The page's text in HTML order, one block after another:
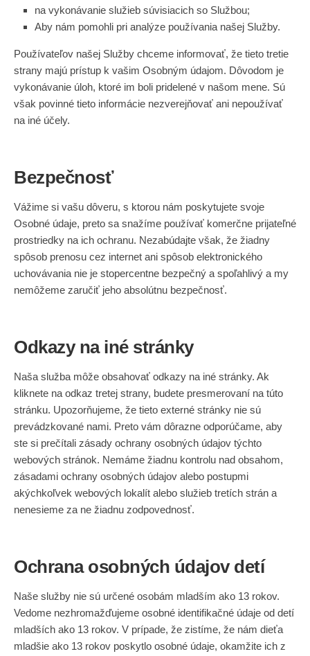
na vykonávanie služieb súvisiacich so Službou;
Aby nám pomohli pri analýze používania našej Služby.
Používateľov našej Služby chceme informovať, že tieto tretie
strany majú prístup k vašim Osobným údajom. Dôvodom je
vykonávanie úloh, ktoré im boli pridelené v našom mene. Sú
však povinné tieto informácie nezverejňovať ani nepoužívať
na iné účely.
Bezpečnosť
Vážime si vašu dôveru, s ktorou nám poskytujete svoje
Osobné údaje, preto sa snažíme používať komerčne prijateľné
prostriedky na ich ochranu. Nezabúdajte však, že žiadny
spôsob prenosu cez internet ani spôsob elektronického
uchovávania nie je stopercentne bezpečný a spoľahlivý a my
nemôžeme zaručiť jeho absolútnu bezpečnosť.
Odkazy na iné stránky
Naša služba môže obsahovať odkazy na iné stránky. Ak
kliknete na odkaz tretej strany, budete presmerovaní na túto
stránku. Upozorňujeme, že tieto externé stránky nie sú
prevádzkované nami. Preto vám dôrazne odporúčame, aby
ste si prečítali zásady ochrany osobných údajov týchto
webových stránok. Nemáme žiadnu kontrolu nad obsahom,
zásadami ochrany osobných údajov alebo postupmi
akýchkoľvek webových lokalít alebo služieb tretích strán a
nenesieme za ne žiadnu zodpovednosť.
Ochrana osobných údajov detí
Naše služby nie sú určené osobám mladším ako 13 rokov.
Vedome nezhromažďujeme osobné identifikačné údaje od detí
mladších ako 13 rokov. V prípade, že zistíme, že nám dieťa
mladšie ako 13 rokov poskytlo osobné údaje, okamžite ich z